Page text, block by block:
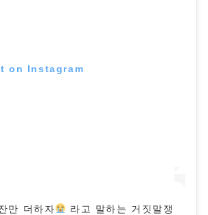
on Instagram
만 더하자
라고 말하는 거짓말쟁